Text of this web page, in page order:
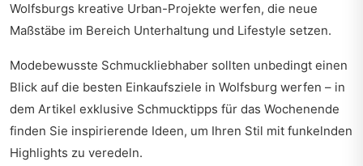
Wolfsburgs kreative Urban-Projekte werfen, die neue
Maßstäbe im Bereich Unterhaltung und Lifestyle setzen.
Modebewusste Schmuckliebhaber sollten unbedingt einen
Blick auf die besten Einkaufsziele in Wolfsburg werfen – in
dem Artikel exklusive Schmucktipps für das Wochenende
finden Sie inspirierende Ideen, um Ihren Stil mit funkelnden
Highlights zu veredeln.